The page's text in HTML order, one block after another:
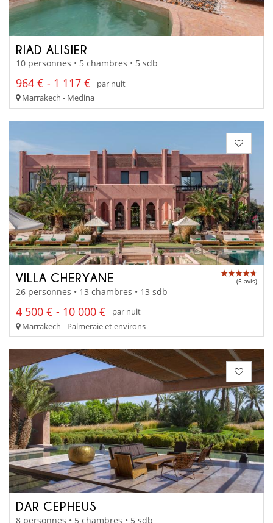
RIAD ALISIER
10 personnes • 5 chambres • 5 sdb
964 € - 1 117 €
par nuit
Marrakech - Medina
VILLA CHERYANE (5 avis)
26 personnes • 13 chambres • 13 sdb
4 500 € - 10 000 €
par nuit
Marrakech - Palmeraie et environs
DAR CEPHEUS
8 personnes • 5 chambres • 5 sdb